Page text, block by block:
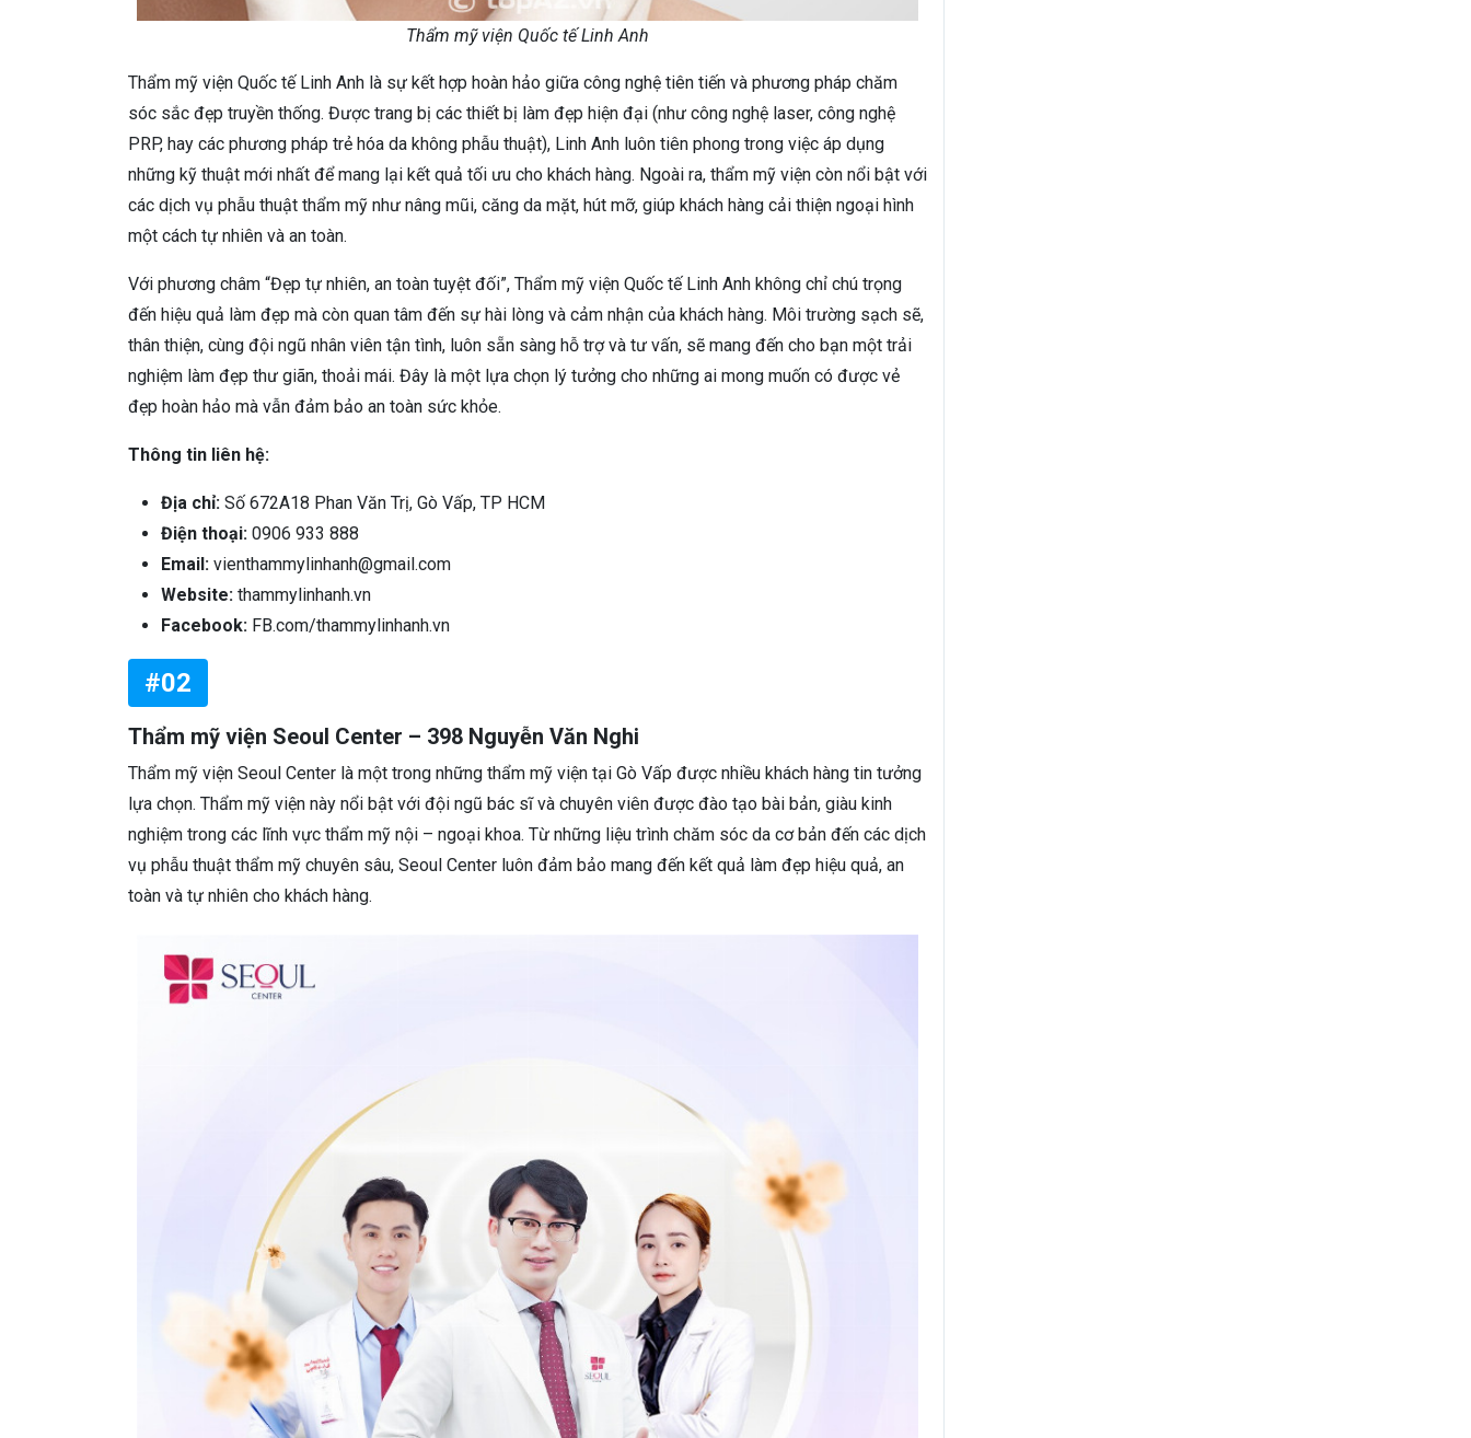
Thẩm mỹ viện Quốc tế Linh Anh
Thẩm mỹ viện Quốc tế Linh Anh là sự kết hợp hoàn hảo giữa công nghệ tiên tiến và phương pháp chăm
sóc sắc đẹp truyền thống. Được trang bị các thiết bị làm đẹp hiện đại (như công nghệ laser, công nghệ
PRP, hay các phương pháp trẻ hóa da không phẫu thuật), Linh Anh luôn tiên phong trong việc áp dụng
những kỹ thuật mới nhất để mang lại kết quả tối ưu cho khách hàng. Ngoài ra, thẩm mỹ viện còn nổi bật với
các dịch vụ phẫu thuật thẩm mỹ như nâng mũi, căng da mặt, hút mỡ, giúp khách hàng cải thiện ngoại hình
một cách tự nhiên và an toàn.
Với phương châm “Đẹp tự nhiên, an toàn tuyệt đối”, Thẩm mỹ viện Quốc tế Linh Anh không chỉ chú trọng
đến hiệu quả làm đẹp mà còn quan tâm đến sự hài lòng và cảm nhận của khách hàng. Môi trường sạch sẽ,
thân thiện, cùng đội ngũ nhân viên tận tình, luôn sẵn sàng hỗ trợ và tư vấn, sẽ mang đến cho bạn một trải
nghiệm làm đẹp thư giãn, thoải mái. Đây là một lựa chọn lý tưởng cho những ai mong muốn có được vẻ
đẹp hoàn hảo mà vẫn đảm bảo an toàn sức khỏe.
Thông tin liên hệ:
Địa chỉ: Số 672A18 Phan Văn Trị, Gò Vấp, TP HCM
Điện thoại: 0906 933 888
Email: vienthammylinhanh@gmail.com
Website: thammylinhanh.vn
Facebook: FB.com/thammylinhanh.vn
#02
Thẩm mỹ viện Seoul Center – 398 Nguyễn Văn Nghi
Thẩm mỹ viện Seoul Center là một trong những thẩm mỹ viện tại Gò Vấp được nhiều khách hàng tin tưởng
lựa chọn. Thẩm mỹ viện này nổi bật với đội ngũ bác sĩ và chuyên viên được đào tạo bài bản, giàu kinh
nghiệm trong các lĩnh vực thẩm mỹ nội – ngoại khoa. Từ những liệu trình chăm sóc da cơ bản đến các dịch
vụ phẫu thuật thẩm mỹ chuyên sâu, Seoul Center luôn đảm bảo mang đến kết quả làm đẹp hiệu quả, an
toàn và tự nhiên cho khách hàng.